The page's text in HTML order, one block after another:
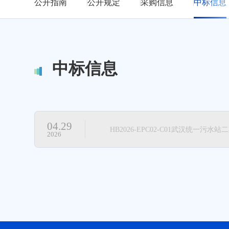
公开指南 公开规定 采购信息 中标信息
中标信息
04.29
2026
HB2026-EPC02-C01武汉统一污水站